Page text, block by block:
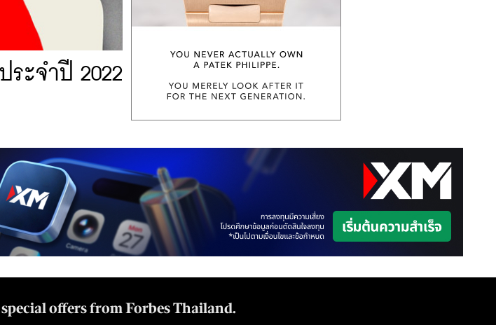
ะจำปี 2022
offers from Forbes Thailand.